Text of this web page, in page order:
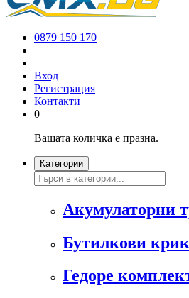
0879 150 170
Вход
Регистрация
Контакти
0
Вашата количка е празна.
Категории
Акумулаторни
Бутилкови
Гедоре